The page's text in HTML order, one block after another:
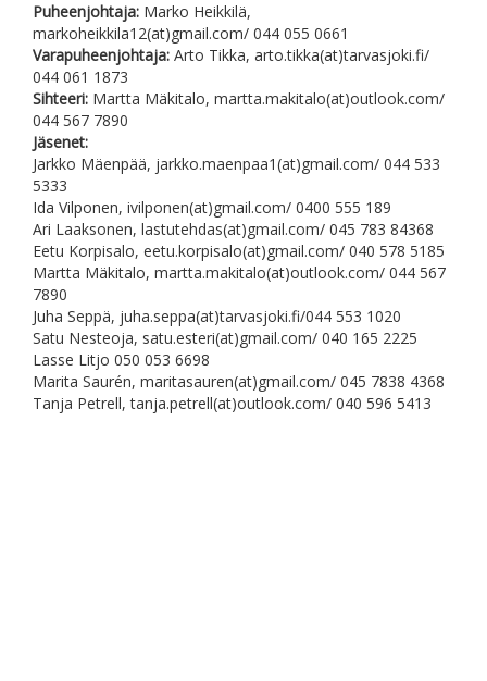
Puheenjohtaja: Marko Heikkilä,
markoheikkila12(at)gmail.com/ 044 055 0661
Varapuheenjohtaja: Arto Tikka, arto.tikka(at)tarvasjoki.fi/
044 061 1873
Sihteeri: Martta Mäkitalo, martta.makitalo(at)outlook.com/
044 567 7890
Jäsenet:
Jarkko Mäenpää, jarkko.maenpaa1(at)gmail.com/ 044 533
5333
Ida Vilponen, ivilponen(at)gmail.com/ 0400 555 189
Ari Laaksonen, lastutehdas(at)gmail.com/ 045 783 84368
Eetu Korpisalo, eetu.korpisalo(at)gmail.com/ 040 578 5185
Martta Mäkitalo, martta.makitalo(at)outlook.com/ 044 567
7890
Juha Seppä, juha.seppa(at)tarvasjoki.fi/044 553 1020
Satu Nesteoja, satu.esteri(at)gmail.com/ 040 165 2225
Lasse Litjo 050 053 6698
Marita Saurén, maritasauren(at)gmail.com/ 045 7838 4368
Tanja Petrell, tanja.petrell(at)outlook.com/ 040 596 5413